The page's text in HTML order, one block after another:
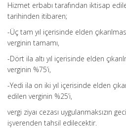
Hizmet erbabı tarafından iktisap
tarihinden itibaren;
-Üç tam yıl içerisinde elden
verginin tamamı,
-Dört ila altı yıl içerisinde elden
verginin %75’i,
-Yedi ila on iki yıl içerisinde elden
edilen verginin %25’i,
vergi ziyaı cezası uygulanmaksızın
işverenden tahsil edilecektir.